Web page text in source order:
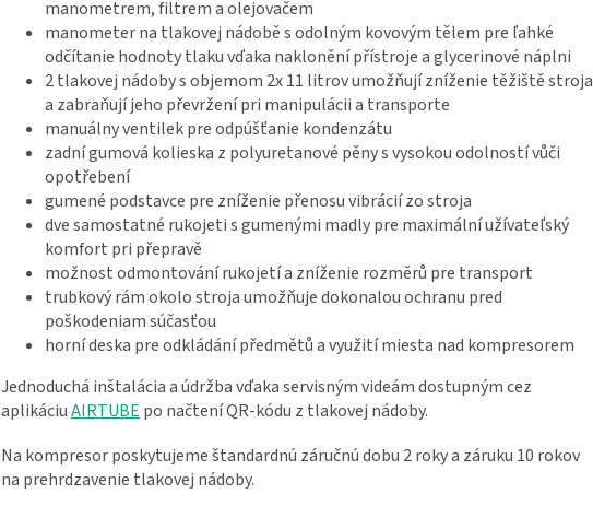
manometrem, filtrem a olejovačem
manometer na tlakovej nádobě s odolným kovovým tělem pre ľahké
odčítanie hodnoty tlaku vďaka naklonění přístroje a glycerinové náplni
2 tlakovej nádoby s objemom 2x 11 litrov umožňují zníženie těžiště stroja
a zabraňují jeho převržení pri manipulácii a transporte
manuálny ventilek pre odpúšťanie kondenzátu
zadní gumová kolieska z polyuretanové pěny s vysokou odolností vůči
opotřebení
gumené podstavce pre zníženie přenosu vibrácií zo stroja
dve samostatné rukojeti s gumenými madly pre maximální užívateľský
komfort pri přepravě
možnost odmontování rukojetí a zníženie rozměrů pre transport
trubkový rám okolo stroja umožňuje dokonalou ochranu pred
poškodeniam súčasťou
horní deska pre odkládání předmětů a využití miesta nad kompresorem
Jednoduchá inštalácia a údržba vďaka servisným videám dostupným cez
aplikáciuAIRTUBE po načtení QR-kódu z tlakovej nádoby.
Na kompresor poskytujeme štandardnú záručnú dobu 2 roky a záruku 10 rokov
na prehrdzavenie tlakovej nádoby.